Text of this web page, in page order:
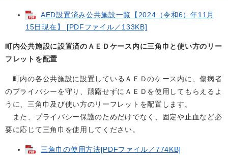
AED設置済み公共施設一覧【2024（令和6）年11月
15日現在】 [PDFファイル／133KB]
町内公共施設に設置済のＡＥＤケース内に三角巾と使い方のリー
フレットを配置
町内の各公共施設に設置しているＡＥＤのケース内に、傷病者
のプライバシーを守り、躊躇せずにＡＥＤを使用してもらえるよ
うに、三角巾及び使い方のリーフレットを配置します。
また、プライバシー保護のためだけでなく、固定や止血など必
要に応じて三角巾を使用してください。
三角巾の使用方法[PDFファイル／774KB]